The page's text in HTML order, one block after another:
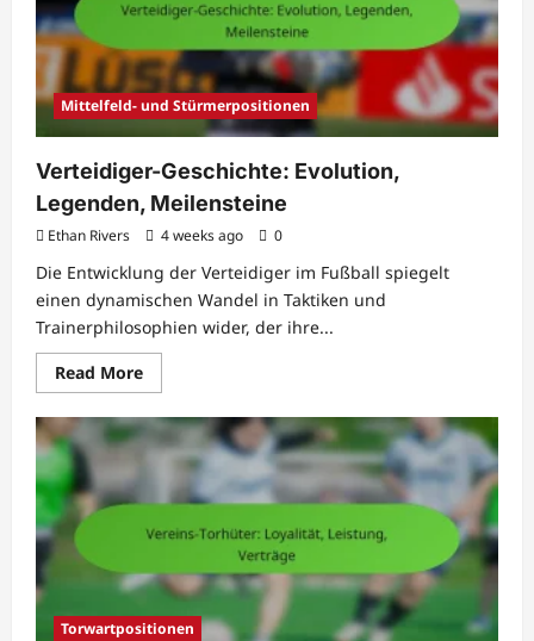
Mittelfeld- und Stürmerpositionen
Verteidiger-Geschichte: Evolution,
Legenden, Meilensteine
Ethan Rivers 4 weeks ago 0
Die Entwicklung der Verteidiger im Fußball spiegelt
einen dynamischen Wandel in Taktiken und
Trainerphilosophien wider, der ihre...
Read MoreRead
more
Verteidiger-
Geschichte:
Evolution,
Legenden,
Meilensteine
Torwartpositionen